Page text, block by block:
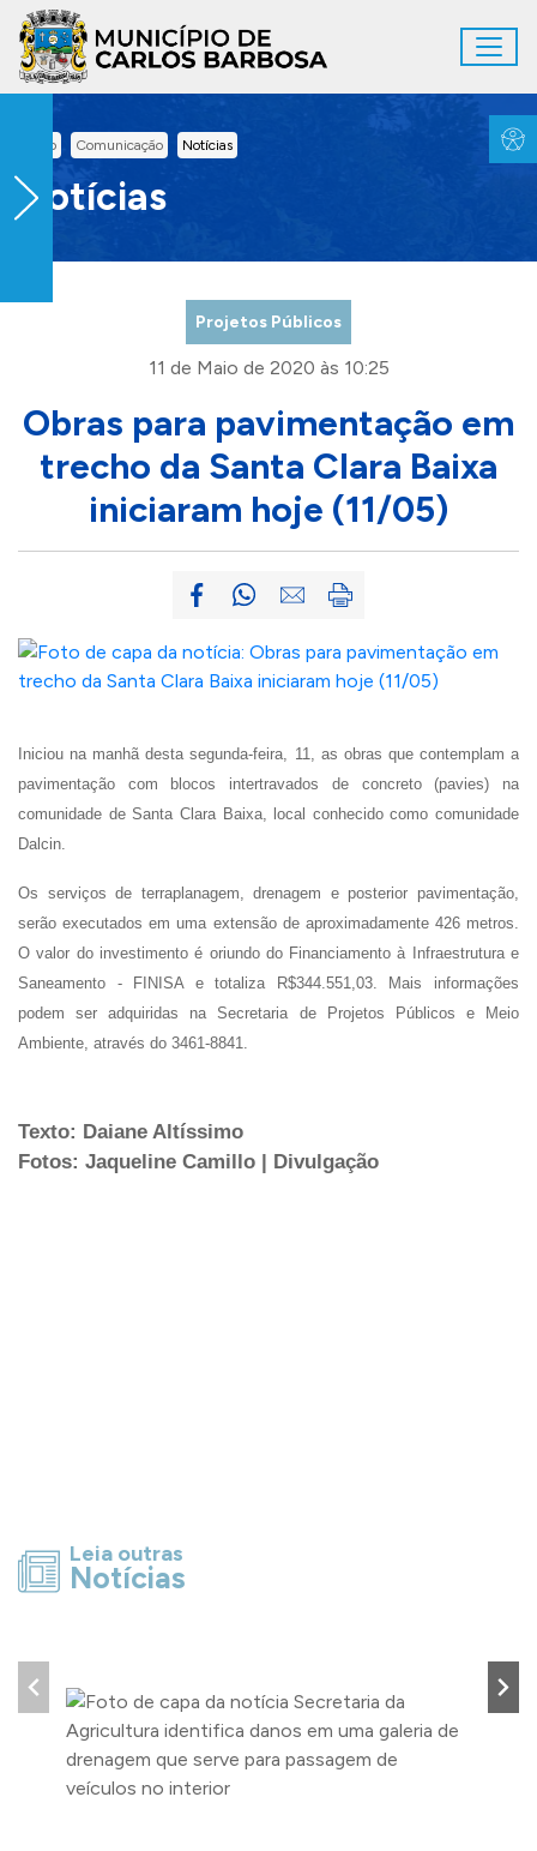
Ir para conteúdo principal
Inicio Comunicação Notícias
Notícias
Projetos Públicos
11 de Maio de 2020 às 10:25
Obras para pavimentação em
trecho da Santa Clara Baixa
iniciaram hoje (11/05)
Iniciou na manhã desta segunda-feira, 11, as obras que contemplam a
pavimentação com blocos intertravados de concreto (pavies) na
comunidade de Santa Clara Baixa, local conhecido como comunidade
Dalcin.
Os serviços de terraplanagem, drenagem e posterior pavimentação,
serão executados em uma extensão de aproximadamente 426 metros.
O valor do investimento é oriundo do Financiamento à Infraestrutura e
Saneamento - FINISA e totaliza R$344.551,03. Mais informações
podem ser adquiridas na Secretaria de Projetos Públicos e Meio
Ambiente, através do 3461-8841.
Texto: Daiane Altíssimo
Fotos: Jaqueline Camillo | Divulgação
Leia outras
Notícias